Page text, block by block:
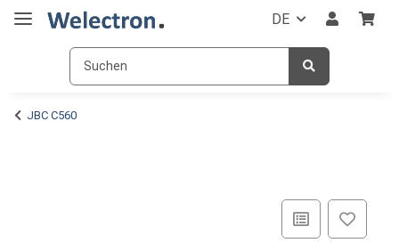
DE
JBC C560